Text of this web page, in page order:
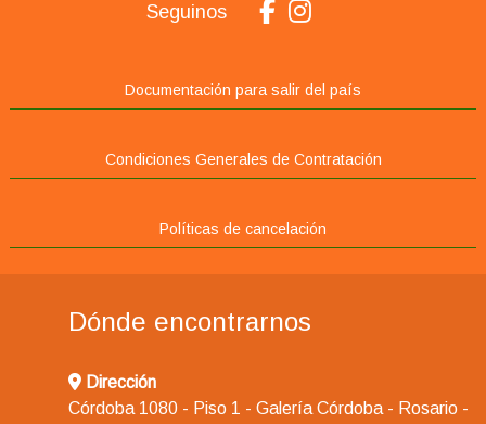
Seguinos
Documentación para salir del país
Condiciones Generales de Contratación
Políticas de cancelación
Dónde encontrarnos
Dirección
Córdoba 1080 - Piso 1 - Galería Córdoba - Rosario -